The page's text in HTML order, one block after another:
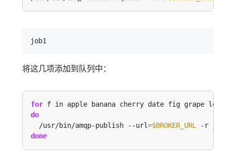
将这几项添加到队列中：
for
do
  /usr/bin/amqp-publish --url
=$BROKER_URL
-r
done